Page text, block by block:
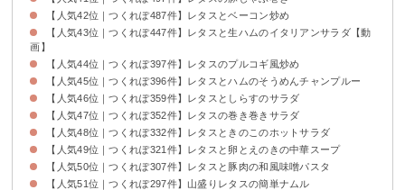
【人気42位｜つくれぽ487件】レタスとベーコン炒め
【人気43位｜つくれぽ447件】レタスと生ハムのイタリアンサラダ【動
画】
【人気44位｜つくれぽ397件】レタスのプルコギ風炒め
【人気45位｜つくれぽ396件】レタスとハムのそうめんチャンプルー
【人気46位｜つくれぽ359件】レタスとしらすのサラダ
【人気47位｜つくれぽ352件】レタスの巻き巻きサラダ
【人気48位｜つくれぽ332件】レタスときのこのホットサラダ
【人気49位｜つくれぽ321件】レタスと卵とえのきの中華スープ
【人気50位｜つくれぽ307件】レタスと豚肉の和風味噌パスタ
【人気51位｜つくれぽ297件】山盛りレタスの簡単ナムル